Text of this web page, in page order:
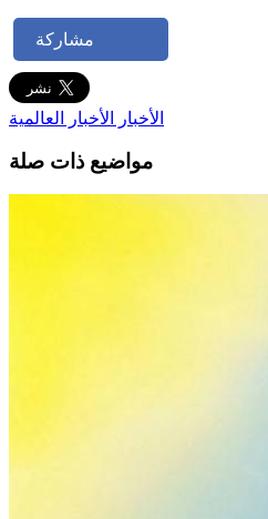
مشاركة
الأخبار الأخبار العالمية
مواضيع ذات صلة